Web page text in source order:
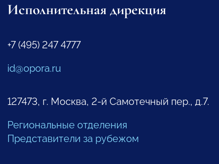
Исполнительная дирекция
+7 (495) 247 4777
id@opora.ru
127473, г. Москва, 2-й Самотечный пер., д.7.
Региональные отделения
Представители за рубежом